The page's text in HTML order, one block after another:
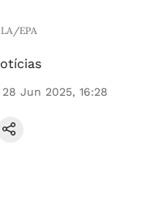
EPA
28 Jun 2025, 16:28